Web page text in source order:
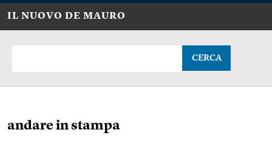
IL NUOVO DE MAURO
CERCA
andare in stampa